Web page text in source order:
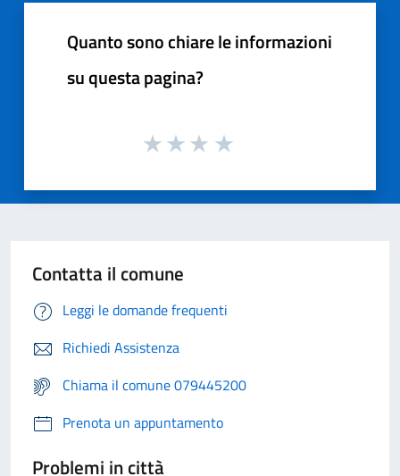
Quanto sono chiare le informazioni
su questa pagina?
Contatta il comune
Leggi le domande frequenti
Richiedi Assistenza
Chiama il comune 079445200
Prenota un appuntamento
Problemi in città